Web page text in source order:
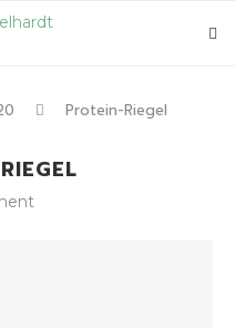
Protein-Riegel